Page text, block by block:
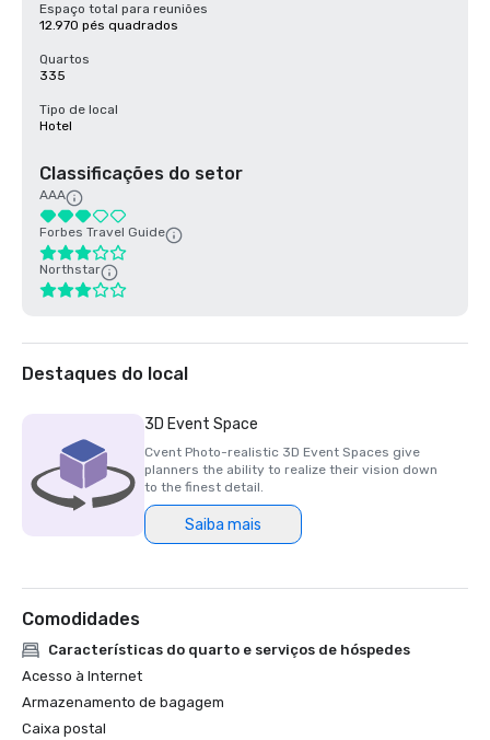
Espaço total para reuniões
12.970 pés quadrados
Quartos
335
Tipo de local
Hotel
Classificações do setor
AAA
Forbes Travel Guide
Northstar
Destaques do local
3D Event Space
Cvent Photo-realistic 3D Event Spaces give
planners the ability to realize their vision down
to the finest detail.
Saiba mais
Comodidades
Características do quarto e serviços de hóspedes
Acesso à Internet
Armazenamento de bagagem
Caixa postal